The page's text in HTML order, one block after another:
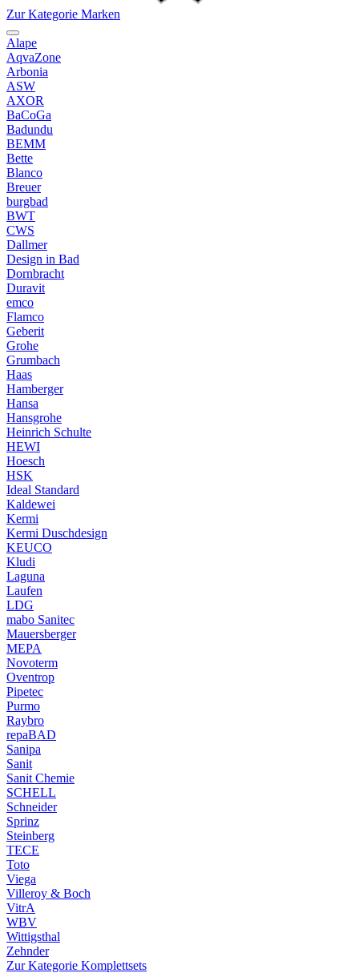
Zur Kategorie Marken
Alape
AqvaZone
Arbonia
ASW
AXOR
BaCoGa
Badundu
BEMM
Bette
Blanco
Breuer
burgbad
BWT
CWS
Dallmer
Design in Bad
Dornbracht
Duravit
emco
Flamco
Geberit
Grohe
Grumbach
Haas
Hamberger
Hansa
Hansgrohe
Heinrich Schulte
HEWI
Hoesch
HSK
Ideal Standard
Kaldewei
Kermi
Kermi Duschdesign
KEUCO
Kludi
Laguna
Laufen
LDG
mabo Sanitec
Mauersberger
MEPA
Novoterm
Oventrop
Pipetec
Purmo
Raybro
repaBAD
Sanipa
Sanit
Sanit Chemie
SCHELL
Schneider
Sprinz
Steinberg
TECE
Toto
Viega
Villeroy & Boch
VitrA
WBV
Wittigsthal
Zehnder
Zur Kategorie Komplettsets